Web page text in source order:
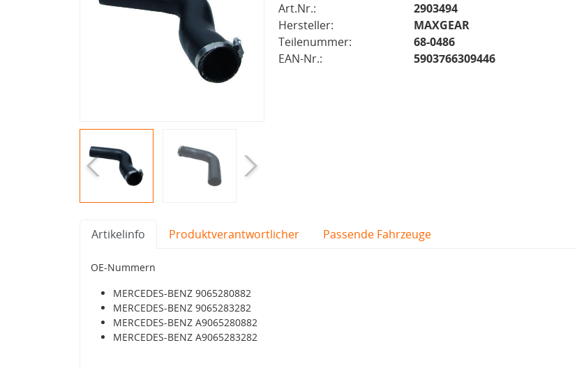
Art.Nr.:
2903494
Hersteller:
MAXGEAR
Teilenummer:
68-0486
EAN-Nr.:
5903766309446
Artikelinfo Produktverantwortlicher Passende Fahrzeuge
OE-Nummern
MERCEDES-BENZ 9065280882
MERCEDES-BENZ 9065283282
MERCEDES-BENZ A9065280882
MERCEDES-BENZ A9065283282